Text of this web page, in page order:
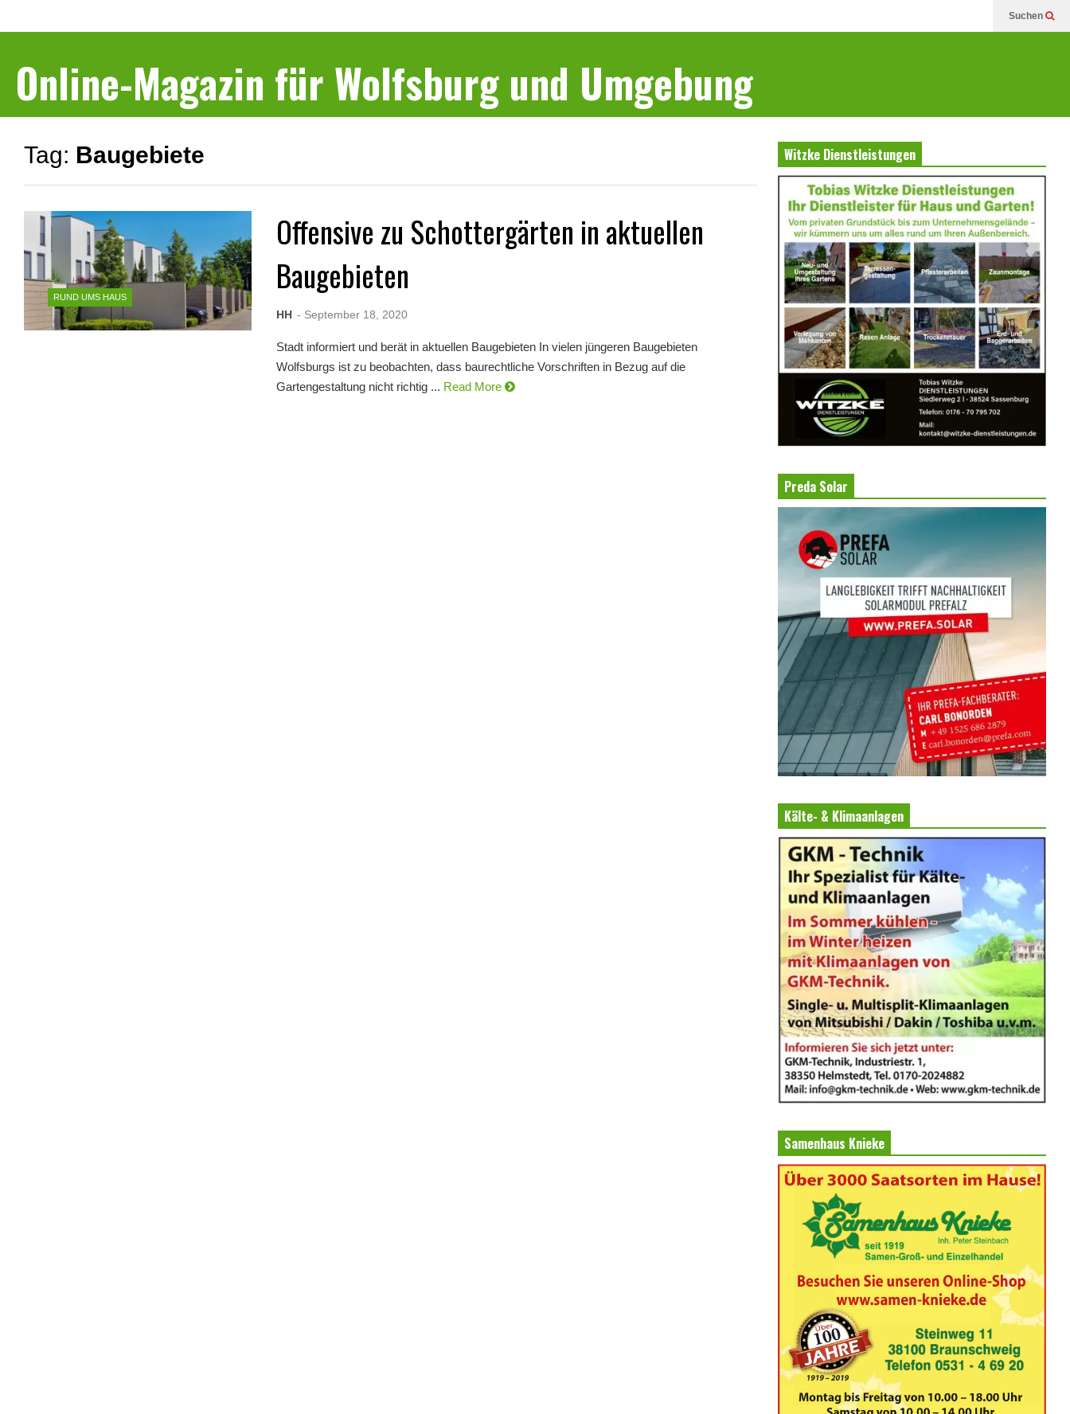
Suchen
Online-Magazin für Wolfsburg und Umgebung
Tag: Baugebiete
RUND UMS HAUS
Offensive zu Schottergärten in aktuellen
Baugebieten
HH - September 18, 2020
Stadt informiert und berät in aktuellen Baugebieten In vielen jüngeren Baugebieten
Wolfsburgs ist zu beobachten, dass baurechtliche Vorschriften in Bezug auf die
Gartengestaltung nicht richtig ... Read More
Witzke Dienstleistungen
Preda Solar
Kälte- & Klimaanlagen
Samenhaus Knieke